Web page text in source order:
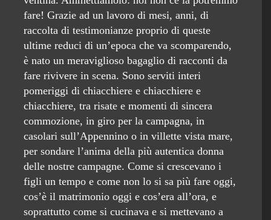
fare! Grazie ad un lavoro di mesi, anni, di
raccolta di testimonianze proprio di queste
ultime reduci di un’epoca che va scomparendo,
è nato un meraviglioso bagaglio di racconti da
fare rivivere in scena. Sono serviti interi
pomeriggi di chiacchiere e chiacchiere e
chiacchiere, tra risate e momenti di sincera
commozione, in giro per la campagna, in
casolari sull’Appennino o in villette vista mare,
per sondare l’anima della più autentica donna
delle nostre campagne. Come si crescevano i
figli un tempo e come non lo si sa più fare oggi,
cos’è il matrimonio oggi e cos’era all’ora, e
soprattutto come si cucinava e si mettevano a